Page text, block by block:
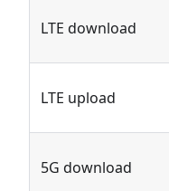
LTE download
LTE upload
5G download